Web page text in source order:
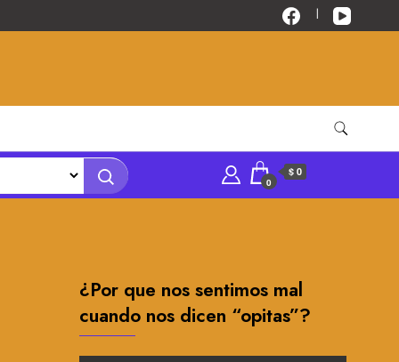
0
$ 0
¿Por que nos sentimos mal
cuando nos dicen “opitas”?